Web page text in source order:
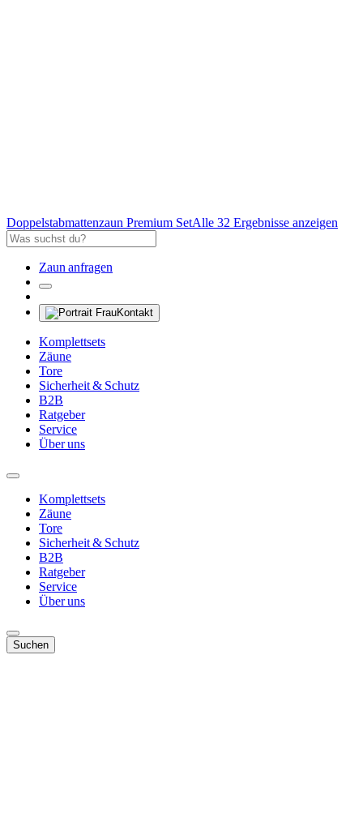
Doppelstabmattenzaun Premium SetAlle 32 Ergebnisse anzeigen
Zaun anfragen
Kontakt
Komplettsets
Zäune
Tore
Sicherheit & Schutz
B2B
Ratgeber
Service
Über uns
Komplettsets
Zäune
Tore
Sicherheit & Schutz
B2B
Ratgeber
Service
Über uns
Suchen